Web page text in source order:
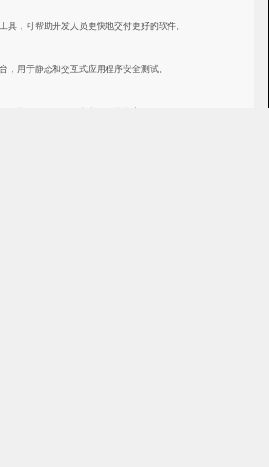
具，可帮助开发人员更快地交付更好的软件。
，用于静态和交互式应用程序安全测试。
周期中提供应用程序安全解决方案的平台。